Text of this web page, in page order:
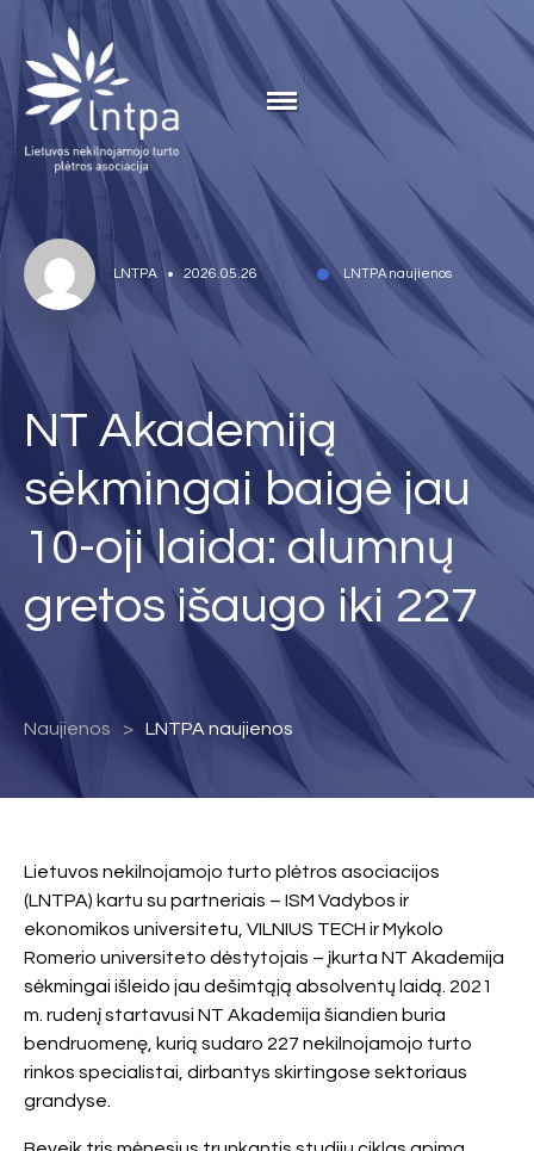
LNTPA 2026.05.26 LNTPA naujienos
NT Akademiją
sėkmingai baigė jau
10-oji laida: alumnų
gretos išaugo iki 227
Naujienos LNTPA naujienos
Lietuvos nekilnojamojo turto plėtros asociacijos
(LNTPA) kartu su partneriais – ISM Vadybos ir
ekonomikos universitetu, VILNIUS TECH ir Mykolo
Romerio universiteto dėstytojais – įkurta NT Akademija
sėkmingai išleido jau dešimtąją absolventų laidą. 2021
m. rudenį startavusi NT Akademija šiandien buria
bendruomenę, kurią sudaro 227 nekilnojamojo turto
rinkos specialistai, dirbantys skirtingose sektoriaus
grandyse.